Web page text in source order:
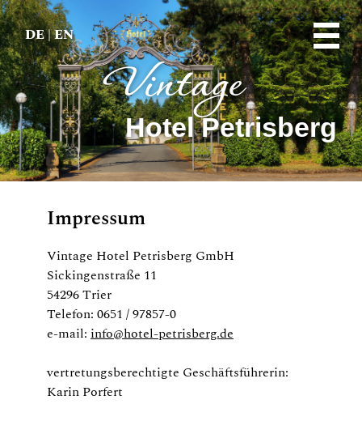
DE|EN
Vintage
Hotel Petrisberg
Impressum
Vintage Hotel Petrisberg GmbH
Sickingenstraße 11
54296 Trier
Telefon: 0651 / 97857-0
e-mail: info@hotel-petrisberg.de
vertretungsberechtigte Geschäftsführerin:
Karin Porfert